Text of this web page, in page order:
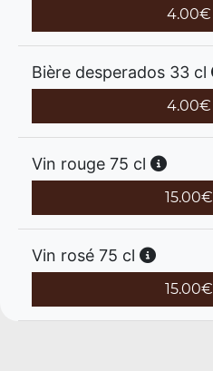
4.00€
Bière desperados 33 cl
4.00€
Vin rouge 75 cl
15.00€
Vin rosé 75 cl
15.00€